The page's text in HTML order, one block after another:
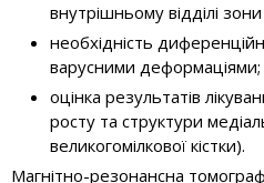
внутрішньому відділі
необхідність
варусними деформаціями;
оцінка результатів
росту та структури
великогомілкової кістки).
Магнітно-резонансна